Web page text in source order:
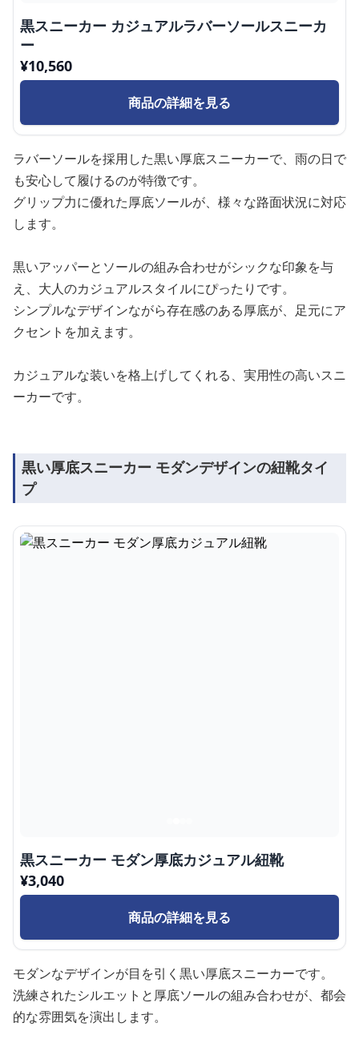
黒スニーカー カジュアルラバーソールスニーカ
ー
¥10,560
商品の詳細を見る
ラバーソールを採用した黒い厚底スニーカーで、雨の日で
も安心して履けるのが特徴です。
グリップ力に優れた厚底ソールが、様々な路面状況に対応
します。
黒いアッパーとソールの組み合わせがシックな印象を与
え、大人のカジュアルスタイルにぴったりです。
シンプルなデザインながら存在感のある厚底が、足元にア
クセントを加えます。
カジュアルな装いを格上げしてくれる、実用性の高いスニ
ーカーです。
黒い厚底スニーカー モダンデザインの紐靴タイ
プ
黒スニーカー モダン厚底カジュアル紐靴
¥3,040
商品の詳細を見る
モダンなデザインが目を引く黒い厚底スニーカーです。
洗練されたシルエットと厚底ソールの組み合わせが、都会
的な雰囲気を演出します。